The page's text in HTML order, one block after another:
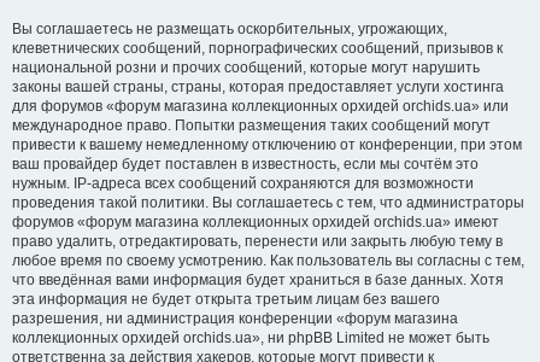
Вы соглашаетесь не размещать оскорбительных, угрожающих,
клеветнических сообщений, порнографических сообщений, призывов к
национальной розни и прочих сообщений, которые могут нарушить
законы вашей страны, страны, которая предоставляет услуги хостинга
для форумов «форум магазина коллекционных орхидей orchids.ua» или
международное право. Попытки размещения таких сообщений могут
привести к вашему немедленному отключению от конференции, при этом
ваш провайдер будет поставлен в известность, если мы сочтём это
нужным. IP-адреса всех сообщений сохраняются для возможности
проведения такой политики. Вы соглашаетесь с тем, что администраторы
форумов «форум магазина коллекционных орхидей orchids.ua» имеют
право удалить, отредактировать, перенести или закрыть любую тему в
любое время по своему усмотрению. Как пользователь вы согласны с тем,
что введённая вами информация будет храниться в базе данных. Хотя
эта информация не будет открыта третьим лицам без вашего
разрешения, ни администрация конференции «форум магазина
коллекционных орхидей orchids.ua», ни phpBB Limited не может быть
ответственна за действия хакеров, которые могут привести к